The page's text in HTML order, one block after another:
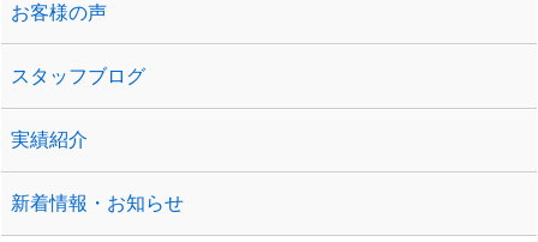
お客様の声
スタッフブログ
実績紹介
新着情報・お知らせ